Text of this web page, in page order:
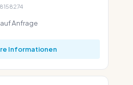
auf Anfrage
Informationen